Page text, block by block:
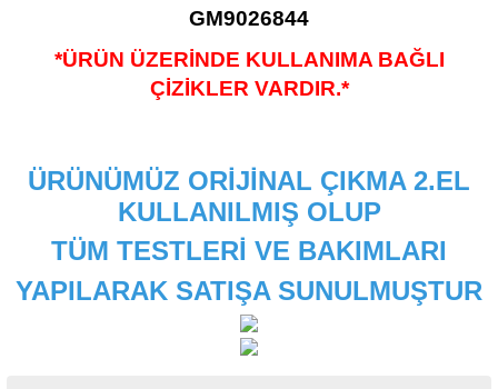
GM9026844
*ÜRÜN ÜZERİNDE KULLANIMA BAĞLI
ÇİZİKLER VARDIR.*
ÜRÜNÜMÜZ ORİJİNAL ÇIKMA 2.EL
KULLANILMIŞ OLUP
TÜM TESTLERİ VE BAKIMLARI
YAPILARAK SATIŞA SUNULMUŞTUR